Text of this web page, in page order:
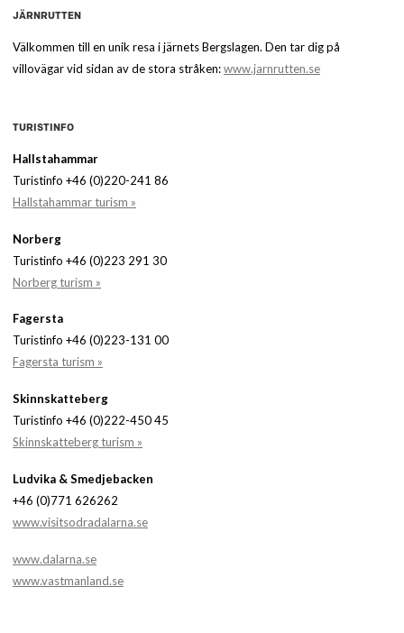
JÄRNRUTTEN
Välkommen till en unik resa i järnets Bergslagen. Den tar dig på
villovägar vid sidan av de stora stråken:www.jarnrutten.se
TURISTINFO
Hallstahammar
Turistinfo +46 (0)220-241 86
Hallstahammar turism »
Norberg
Turistinfo +46 (0)223 291 30
Norberg turism »
Fagersta
Turistinfo +46 (0)223-131 00
Fagersta turism »
Skinnskatteberg
Turistinfo +46 (0)222-450 45
Skinnskatteberg turism »
Ludvika & Smedjebacken
+46 (0)771 626262
www.visitsodradalarna.se
www.dalarna.se
www.vastmanland.se